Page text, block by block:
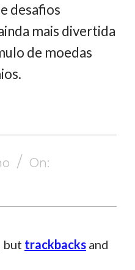
desafios
mais divertida
de moedas
On:
but trackbacks and